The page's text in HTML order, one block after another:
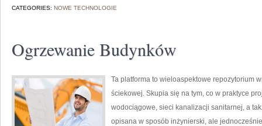
CATEGORIES: NOWE TECHNOLOGIE
Ogrzewanie Budynków
Ta platforma to wieloaspektowe repozytorium
ściekowej. Skupia się na tym, co w praktyce
wodociągowe, sieci kanalizacji sanitarnej, a
opisana w sposób inżynierski, ale